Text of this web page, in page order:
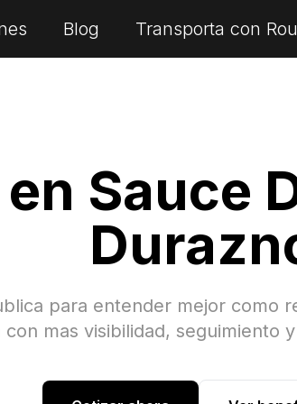
Blog Transporta con
Sauce
para entender mejor como
con mas visibilidad, seguimiento